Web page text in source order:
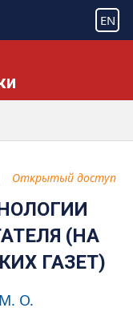
EN
Открытый доступ
(НА
ГАЗЕТ)
О.